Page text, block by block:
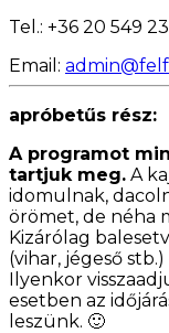
Tel.: +36 20 549
Email:
apróbetűs rész:
A programot
tartjuk meg. A
idomulnak,
örömet, de néha
Kizárólag
(vihar, jégeső
Ilyenkor
esetben az
leszünk. 🙂